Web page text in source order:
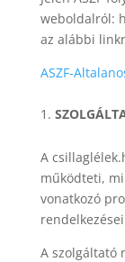
weboldalról:
az alábbi
ASZF-
A
működteti,
vonatkozó
A szolgáltató